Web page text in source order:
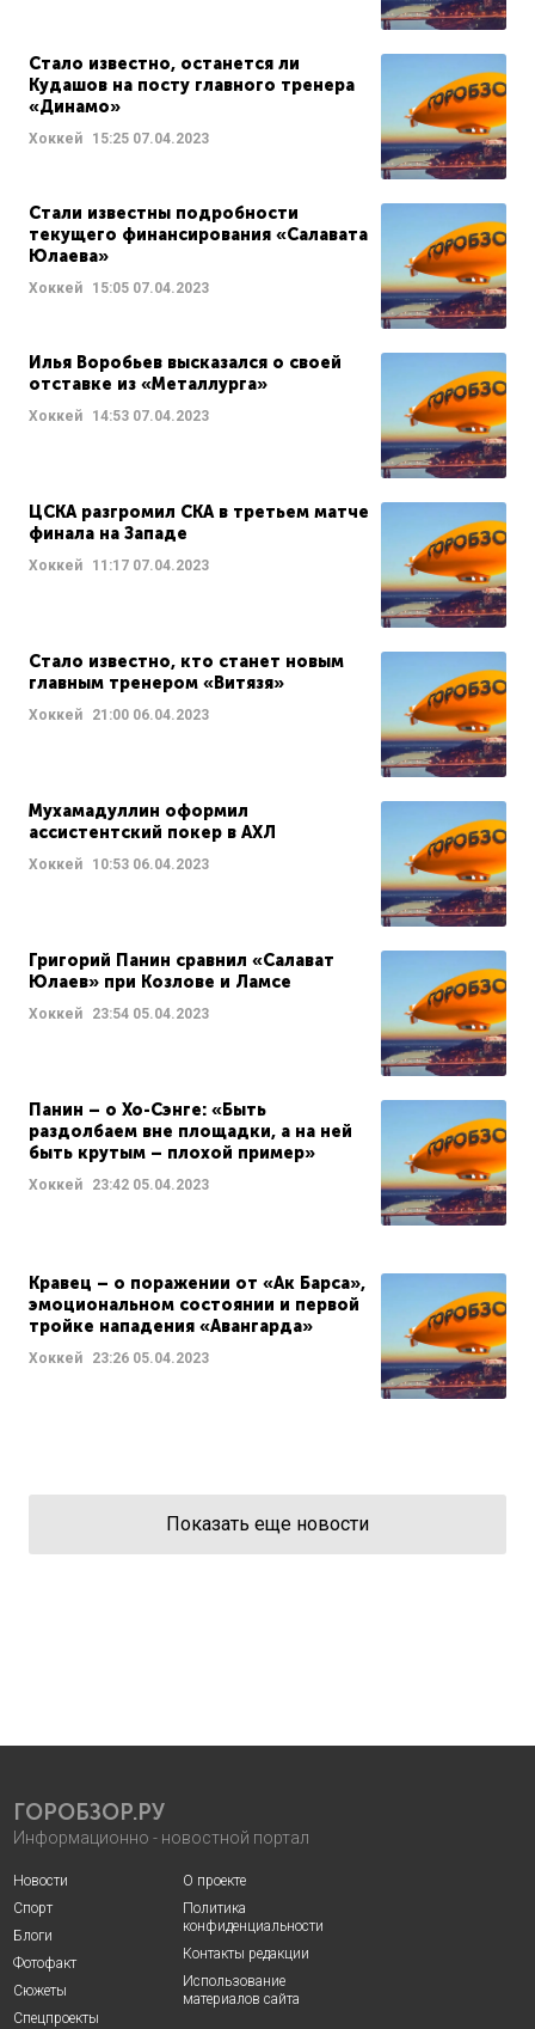
Стало известно, останется ли
Кудашов на посту главного тренера
«Динамо»
Хоккей 15:25 07.04.2023
Стали известны подробности
текущего финансирования «Салавата
Юлаева»
Хоккей 15:05 07.04.2023
Илья Воробьев высказался о своей
отставке из «Металлурга»
Хоккей 14:53 07.04.2023
ЦСКА разгромил СКА в третьем матче
финала на Западе
Хоккей 11:17 07.04.2023
Стало известно, кто станет новым
главным тренером «Витязя»
Хоккей 21:00 06.04.2023
Мухамадуллин оформил
ассистентский покер в АХЛ
Хоккей 10:53 06.04.2023
Григорий Панин сравнил «Салават
Юлаев» при Козлове и Ламсе
Хоккей 23:54 05.04.2023
Панин – о Хо-Сэнге: «Быть
раздолбаем вне площадки, а на ней
быть крутым – плохой пример»
Хоккей 23:42 05.04.2023
Кравец – о поражении от «Ак Барса»,
эмоциональном состоянии и первой
тройке нападения «Авангарда»
Хоккей 23:26 05.04.2023
Показать еще новости
ГОРОБЗОР.РУ
Информационно - новостной портал
Новости
Спорт
Блоги
Фотофакт
Сюжеты
Спецпроекты
О проекте
Политика
конфиденциальности
Контакты редакции
Использование
материалов сайта